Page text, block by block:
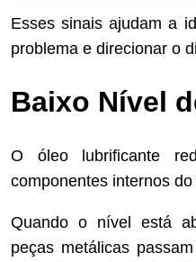
Esses sinais ajudam a
problema e direcionar o
Baixo Nível
O óleo lubrificante
componentes internos do
Quando o nível está
peças metálicas